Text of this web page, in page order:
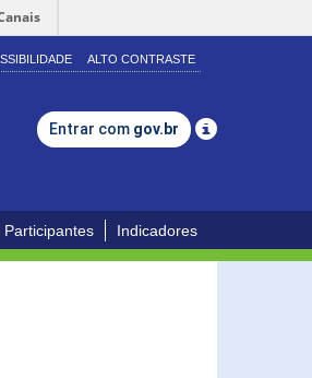
ALTO CONTRASTE
Entrar com gov.br
Participantes Indicadores